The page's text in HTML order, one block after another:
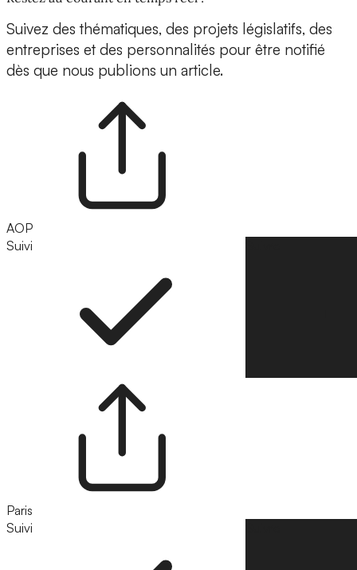
Suivez des thématiques, des projets législatifs, des
entreprises et des personnalités pour être notifié
dès que nous publions un article.
AOP
Suivi
Paris
Suivi